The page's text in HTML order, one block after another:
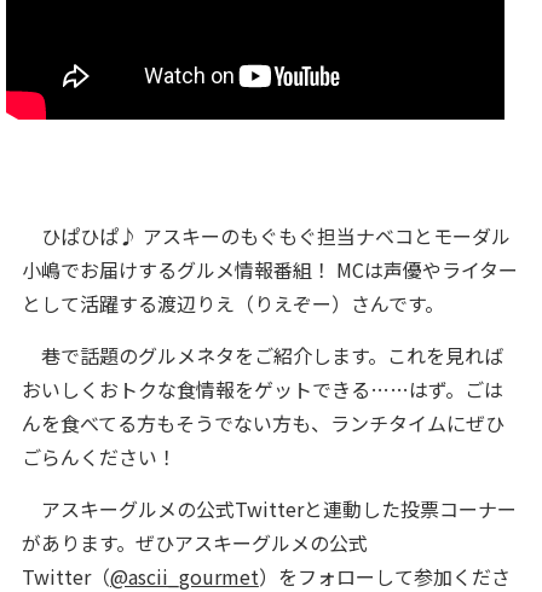
ひぱひぱ♪ アスキーのもぐもぐ担当ナベコとモーダル
小嶋でお届けするグルメ情報番組！ MCは声優やライター
として活躍する渡辺りえ（りえぞー）さんです。
巷で話題のグルメネタをご紹介します。これを見れば
おいしくおトクな食情報をゲットできる……はず。ごは
んを食べてる方もそうでない方も、ランチタイムにぜひ
ごらんください！
アスキーグルメの公式Twitterと連動した投票コーナー
があります。ぜひアスキーグルメの公式
Twitter（@ascii_gourmet）をフォローして参加くださ